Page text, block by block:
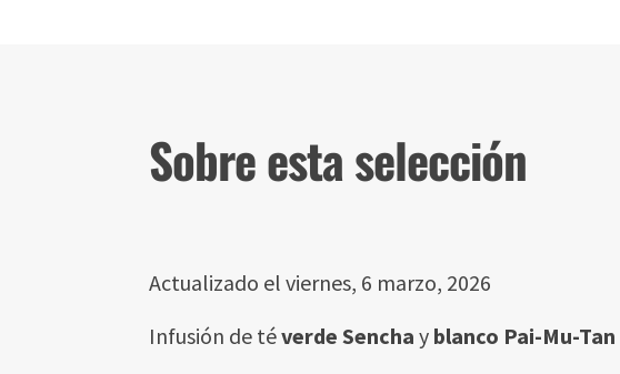
Sobre esta selección
Actualizado el viernes, 6 marzo, 2026
Infusión de téverde Sencha y blanco Pai-Mu-Tan